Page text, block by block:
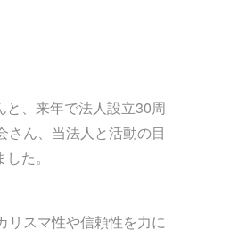
、来年で法人設立30周
ん、当法人と活動の目
た。
リスマ性や信頼性を力に